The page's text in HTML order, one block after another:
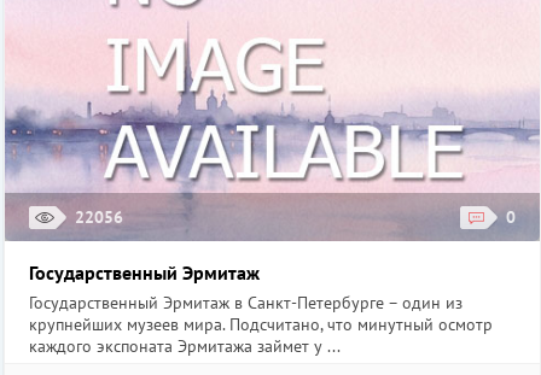
22056 0
Государственный Эрмитаж
Государственный Эрмитаж в Санкт-Петербурге – один из
крупнейших музеев мира. Подсчитано, что минутный осмотр
каждого экспоната Эрмитажа займет у ...